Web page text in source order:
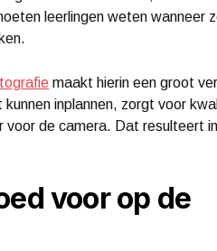
leerlingen weten wanneer
maakt hierin een groot
inplannen, zorgt voor
voor de camera. Dat resulteert
voor op de